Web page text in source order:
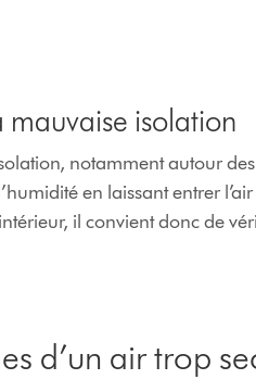
mauvaise isolation
notamment autour des
en laissant entrer
il convient donc de
d’un air trop